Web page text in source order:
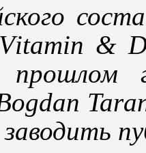
itamin &
ogdan